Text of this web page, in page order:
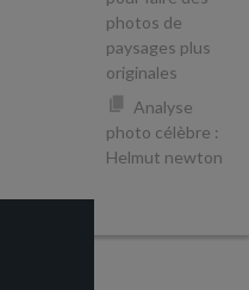
photos de
paysages plus
originales
Analyse
photo célèbre :
Helmut newton